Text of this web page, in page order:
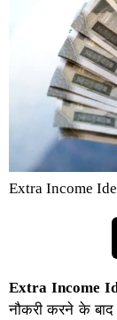
Extra Income
Extra Income
नौकरी करने के